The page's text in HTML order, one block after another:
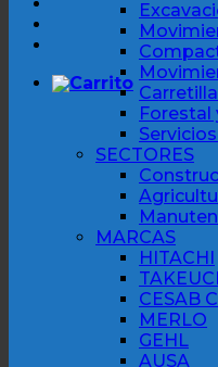
Forestal
SECTORES
MARCAS
HITACHI
CESAB
MERLO
GEHL
AUSA